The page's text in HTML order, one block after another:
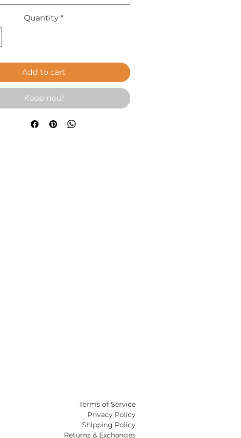
Quantity *
Add to cart
Koop nou!
Terms of Service
Privacy Policy
Shipping Policy
Returns & Exchanges